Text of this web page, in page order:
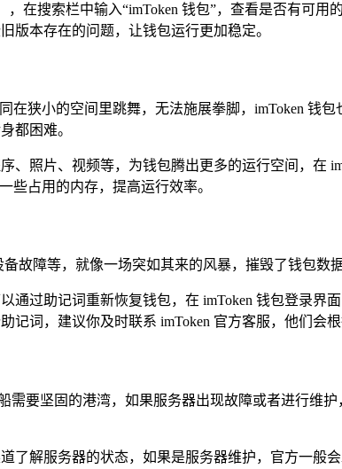
在搜索栏中输入“imToken 钱包”，查看是否有可
版本存在的问题，让钱包运行更加稳定。
在狭小的空间里跳舞，无法施展拳脚，imToken 钱
都困难。
照片、视频等，为钱包腾出更多的运行空间，在
些占用的内存，提高运行效率。
故障等，就像一场突如其来的风暴，摧毁了钱包数
过助记词重新恢复钱包，在 imToken 钱包登录界
词，建议你及时联系 imToken 官方客服，他们会
需要坚固的港湾，如果服务器出现故障或者进行维
了解服务器的状态，如果是服务器维护，官方一般